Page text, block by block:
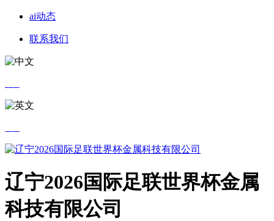
ai动态
联系我们
辽宁2026国际足联世界杯金属
科技有限公司